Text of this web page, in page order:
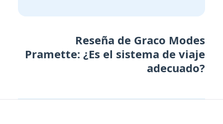
Reseña de Graco Modes
Pramette: ¿Es el sistema de viaje
adecuado?